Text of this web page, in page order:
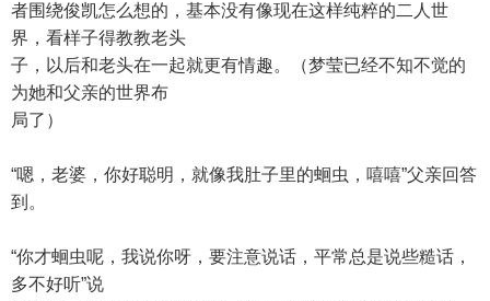
者围绕俊凯怎么想的，基本没有像现在这样纯粹的二人世
界，看样子得教教老头
子，以后和老头在一起就更有情趣。（梦莹已经不知不觉的
为她和父亲的世界布
局了）
“嗯，老婆，你好聪明，就像我肚子里的蛔虫，嘻嘻”父亲回答
到。
“你才蛔虫呢，我说你呀，要注意说话，平常总是说些糙话，
多不好听”说